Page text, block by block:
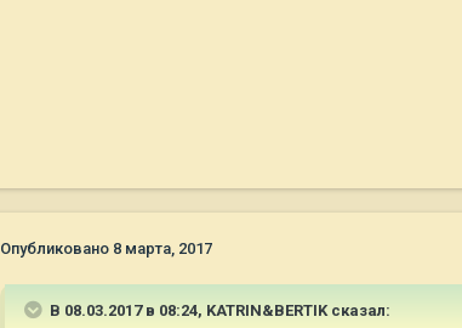
Опубликовано 8 марта, 2017
В 08.03.2017 в 08:24, KATRIN&BERTIK сказал: